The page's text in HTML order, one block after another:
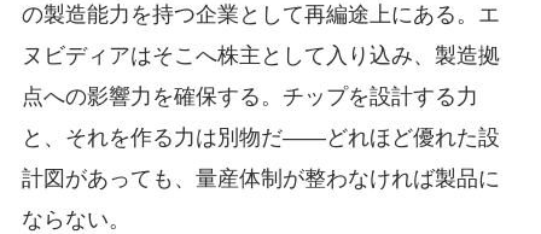
の製造能力を持つ企業として再編途上にある。エ
ヌビディアはそこへ株主として入り込み、製造拠
点への影響力を確保する。チップを設計する力
と、それを作る力は別物だ——どれほど優れた設
計図があっても、量産体制が整わなければ製品に
ならない。